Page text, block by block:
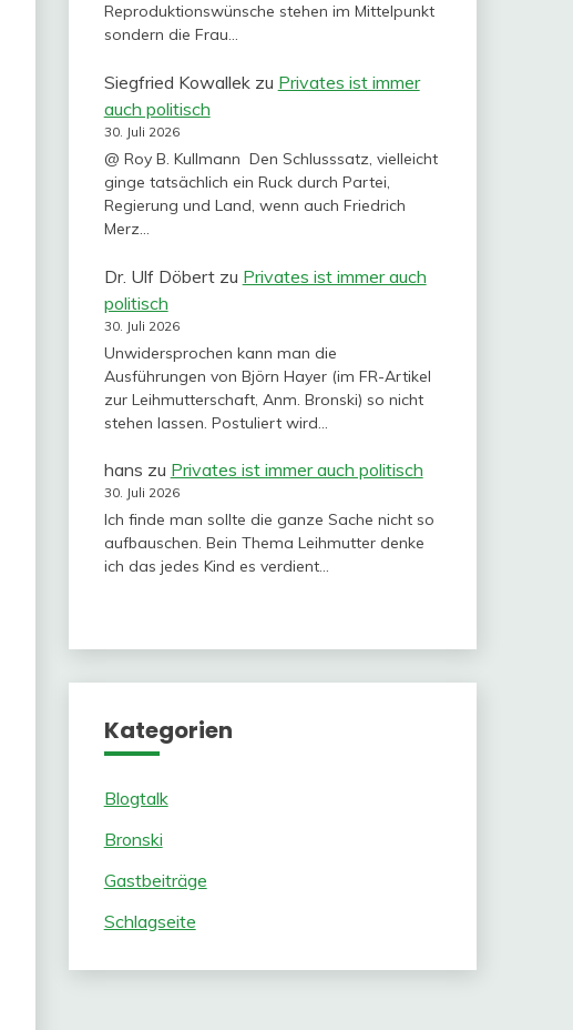
Reproduktionswünsche stehen im Mittelpunkt
sondern die Frau…
Siegfried Kowallekzu Privates ist immer
auch politisch
30. Juli 2026
@ Roy B. Kullmann Den Schlusssatz, vielleicht
ginge tatsächlich ein Ruck durch Partei,
Regierung und Land, wenn auch Friedrich
Merz…
Dr. Ulf Döbertzu Privates ist immer auch
politisch
30. Juli 2026
Unwidersprochen kann man die
Ausführungen von Björn Hayer (im FR-Artikel
zur Leihmutterschaft, Anm. Bronski) so nicht
stehen lassen. Postuliert wird…
hans zu Privates ist immer auch politisch
30. Juli 2026
Ich finde man sollte die ganze Sache nicht so
aufbauschen. Bein Thema Leihmutter denke
ich das jedes Kind es verdient…
Kategorien
Blogtalk
Bronski
Gastbeiträge
Schlagseite